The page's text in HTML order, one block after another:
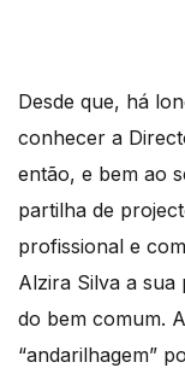
Desde que, há
conhecer a
então, e bem ao
partilha de
profissional e
Alzira Silva a sua
do bem comum.
“andarilhagem”